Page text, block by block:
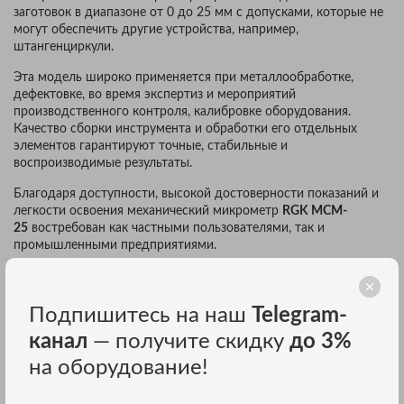
заготовок в диапазоне от 0 до 25 мм с допусками, которые не
могут обеспечить другие устройства, например,
штангенциркули.
Эта модель широко применяется при металлообработке,
дефектовке, во время экспертиз и мероприятий
производственного контроля, калибровке оборудования.
Качество сборки инструмента и обработки его отдельных
элементов гарантируют точные, стабильные и
воспроизводимые результаты.
Благодаря доступности, высокой достоверности показаний и
легкости освоения механический микрометр RGK MCM-
25 востребован как частными пользователями, так и
промышленными предприятиями.
ОПИСАНИЕ МИКРОМЕТРА RGK MCM-25
Устройство оборудовано стопорным зажимом, который
упрощает снятие показаний и составление документации.
Барабан и трещотка, используемая для создания
Подпишитесь на наш Telegram-
канал — получите скидку до 3%
на оборудование!